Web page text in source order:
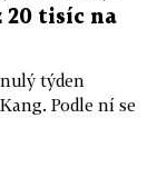
20 tisíc na
týden
Podle ní se